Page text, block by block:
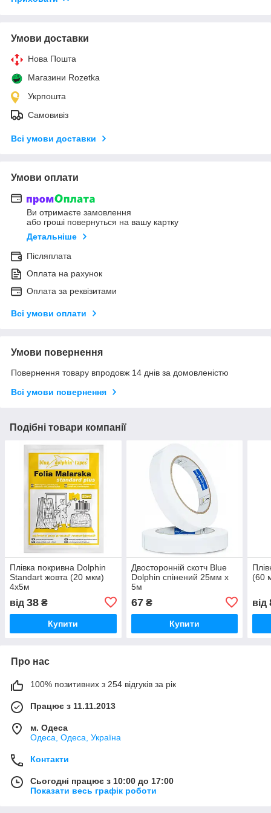
Умови доставки
Нова Пошта
Магазини Rozetka
Укрпошта
Самовивіз
Всі умови доставки
Умови оплати
Ви отримаєте замовлення
або гроші повернуться на вашу картку
Детальніше
Післяплата
Оплата на рахунок
Оплата за реквізитами
Всі умови оплати
Умови повернення
Повернення товару впродовж 14 днів за домовленістю
Всі умови повернення
Подібні товари компанії
Плівка покривна Dolphin
Standart жовта (20 мкм)
4х5м
від 38 ₴
Купити
Двосторонній скотч Blue
Dolphin спінений 25мм х
5м
67₴
Купити
(60
від
Про нас
100% позитивних з 254 відгуків за рік
Працює з 11.11.2013
м. Одеса
Одеса, Одеса, Україна
Контакти
Сьогодні працює з 10:00 до 17:00
Показати весь графік роботи